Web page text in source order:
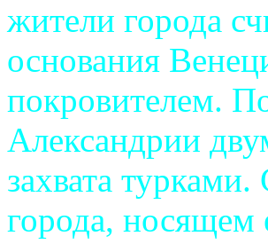
жители города
основания
покровителем.
Александрии
захвата
города, носящем